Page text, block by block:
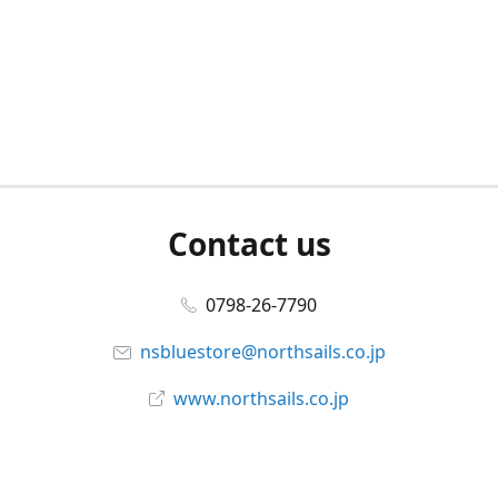
Contact us
0798-26-7790
nsbluestore@northsails.co.jp
www.northsails.co.jp